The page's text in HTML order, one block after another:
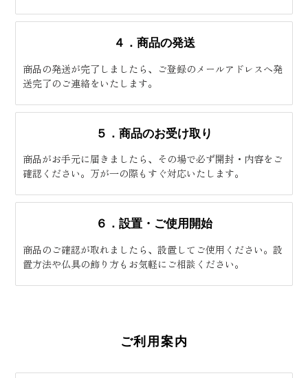
４．商品の発送
商品の発送が完了しましたら、ご登録のメールアドレスへ発
送完了のご連絡をいたします。
５．商品のお受け取り
商品がお手元に届きましたら、その場で必ず開封・内容をご
確認ください。万が一の際もすぐ対応いたします。
６．設置・ご使用開始
商品のご確認が取れましたら、設置してご使用ください。設
置方法や仏具の飾り方もお気軽にご相談ください。
ご利用案内